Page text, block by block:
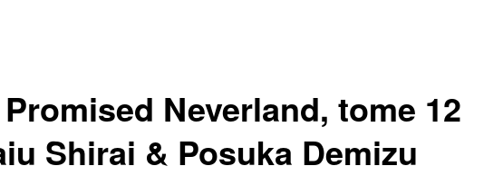
Neverland, tome 12
Shirai & Posuka Demizu